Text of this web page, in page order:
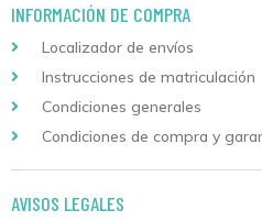
INFORMACIÓN DE COMPRA
Localizador de envíos
Instrucciones de matriculación
Condiciones generales
Condiciones de compra y
AVISOS LEGALES